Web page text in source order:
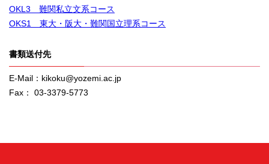
OKL3 難関私立文系コース
OKS1 東大・阪大・難関国立理系コース
書類送付先
E-Mail：kikoku@yozemi.ac.jp
Fax： 03-3379-5773